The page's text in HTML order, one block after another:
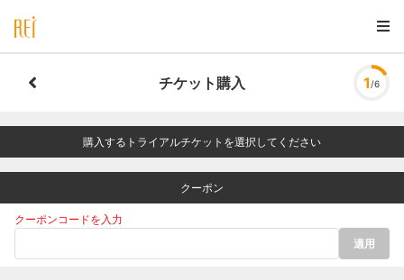
チケット購入 1 /6
購入するトライアルチケットを選択してください
クーポン
クーポンコードを入力
適用